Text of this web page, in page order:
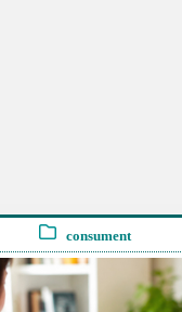
consument